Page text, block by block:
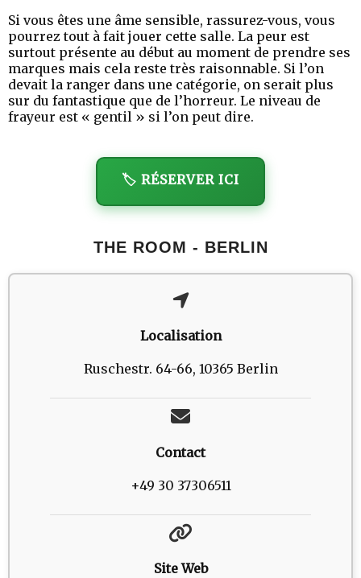
Si vous êtes une âme sensible, rassurez-vous, vous
pourrez tout à fait jouer cette salle. La peur est
surtout présente au début au moment de prendre ses
marques mais cela reste très raisonnable. Si l’on
devait la ranger dans une catégorie, on serait plus
sur du fantastique que de l’horreur. Le niveau de
frayeur est « gentil » si l’on peut dire.
🏷️ RÉSERVER ICI
THE ROOM - BERLIN
Localisation
Ruschestr. 64-66, 10365 Berlin
Contact
+49 30 37306511
Site Web